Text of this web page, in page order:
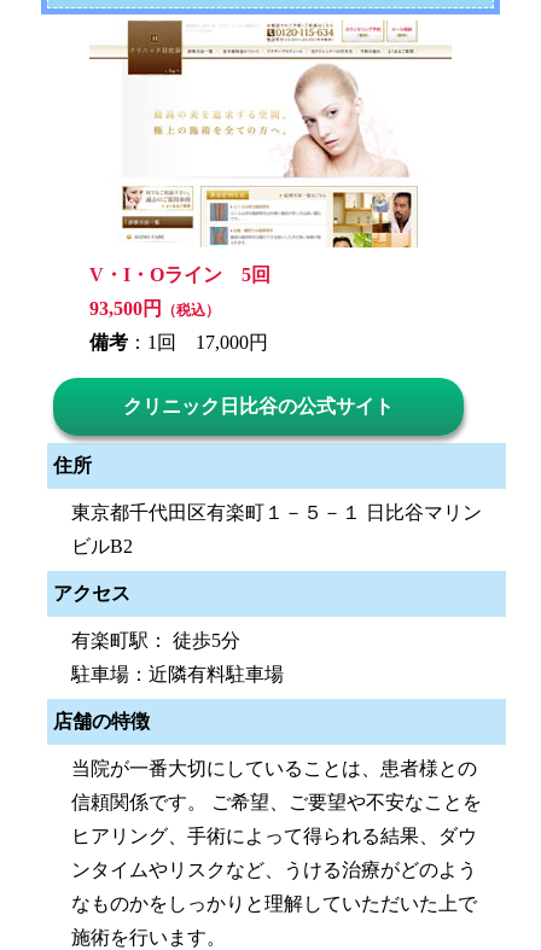
V・I・Oライン 5回
93,500円
（税込）
備考 ：1回 17,000円
クリニック日比谷の公式サイト
住所
東京都千代田区有楽町１－５－１ 日比谷マリン
ビルB2
アクセス
有楽町駅： 徒歩5分
駐車場：近隣有料駐車場
店舗の特徴
当院が一番大切にしていることは、患者様との
信頼関係です。 ご希望、ご要望や不安なことを
ヒアリング、手術によって得られる結果、ダウ
ンタイムやリスクなど、うける治療がどのよう
なものかをしっかりと理解していただいた上で
施術を行います。